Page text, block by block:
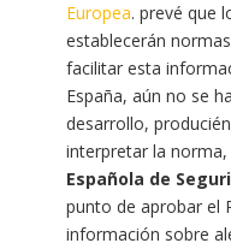
Europea. prevé que
establecerán
facilitar esta
España, aún no se
desarrollo,
interpretar la
Española de
punto de aprobar el
información sobre